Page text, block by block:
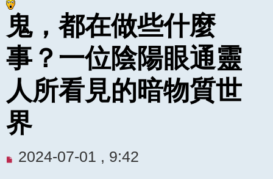
鬼，都在做些什麼
事？一位陰陽眼通靈
人所看見的暗物質世
界
未
2024-07-01 , 9:42